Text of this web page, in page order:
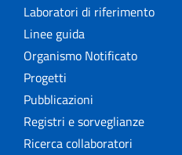
Laboratori di riferimento
Linee guida
Organismo Notificato
Progetti
Pubblicazioni
Registri e sorveglianze
Ricerca collaboratori